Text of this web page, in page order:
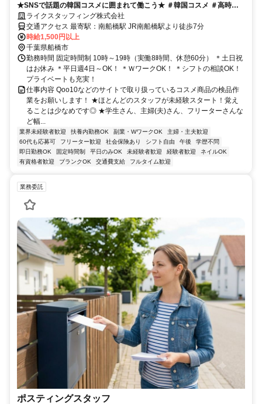
★SNSで話題の韓国コスメに囲まれて働こう★ ＃韓国コスメ ＃高時給
＃レアワーク
ライクスタッフィング株式会社
交通アクセス 最寄駅：南船橋駅 JR南船橋駅より徒歩7分
時給1,500円以上
千葉県船橋市
勤務時間 固定時間制 10時～19時（実働8時間、休憩60分） ＊土日祝
はお休み ＊平日週4日～OK！ ＊ＷワークOK！ ＊シフトの相談OK！
プライベートも充実！
仕事内容 Qoo10などのサイトで取り扱っているコスメ商品の検品作
業をお願いします！ ★ほとんどのスタッフが未経験スタート！覚え
ることは少なめです◎ ★学生さん、主婦(夫)さん、フリーターさんな
ど幅...
業界未経験者歓迎 扶養内勤務OK 副業・WワークOK
主婦・主夫歓迎
60代も応募可
フリーター歓迎 社会保険あり シフト自由 午後
学歴不問
即日勤務OK
固定時間制 平日のみOK 未経験者歓迎 経験者歓迎
ネイルOK
有資格者歓迎
ブランクOK 交通費支給 フルタイム歓迎
業務委託
ポスティングスタッフ